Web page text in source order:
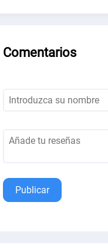
Comentarios
Publicar